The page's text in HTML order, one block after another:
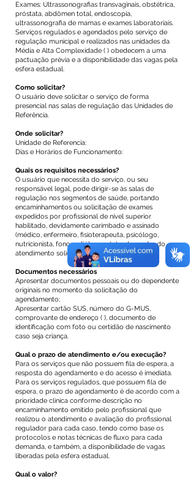
Exames: Ultrassonografias transvaginais, obstétrica,
próstata, abdômen total, endoscopia,
ultrassonografia de mamas e exames laboratoriais.
Serviços regulados e agendados pelo serviço de
regulação municipal e realizados nas unidades da
Média e Alta Complexidade ( ) obedecem a uma
pactuação prévia e a disponibilidade das vagas pela
esfera estadual.
Como solicitar?
O usuário deve solicitar o serviço de forma
presencial nas salas de regulação das Unidades de
Referência.
Onde solicitar?
Unidade de Referencia:
Dias e Horários de Funcionamento:
Quais os requisitos necessários?
O usuário que necessita do serviço, ou seu
responsável legal, pode dirigir-se às salas de
regulação nos segmentos de saúde, portando
encaminhamentos ou solicitação de exames
expedidos por profissional de nível superior
habilitado, devidamente carimbado e assinado
(médico, enfermeiro, fisioterapeuta, psicólogo,
nutricionista, fonoaudiólogo, etc) a depender do
atendimento solicitado.
Documentos necessários
Apresentar documentos pessoais ou do dependente
originais no momento da solicitação do
agendamento;
Apresentar cartão SUS, número do G-MUS,
comprovante de endereço ( ), documento de
identificação com foto ou certidão de nascimento
caso seja criança.
Qual o prazo de atendimento e/ou execução?
Para os serviços que não possuem fila de espera, a
resposta do agendamento e do acesso é imediata.
Para os serviços regulados, que possuem fila de
espera, o prazo de agendamento é de acordo com a
prioridade clínica conforme descrição no
encaminhamento emitido pelo profissional que
realizou o atendimento e avaliação do profissional
regulador para cada caso, tendo como base os
protocolos e notas técnicas de fluxo para cada
demanda, e também, a disponibilidade de vagas
liberadas pela esfera estadual.
Qual o valor?